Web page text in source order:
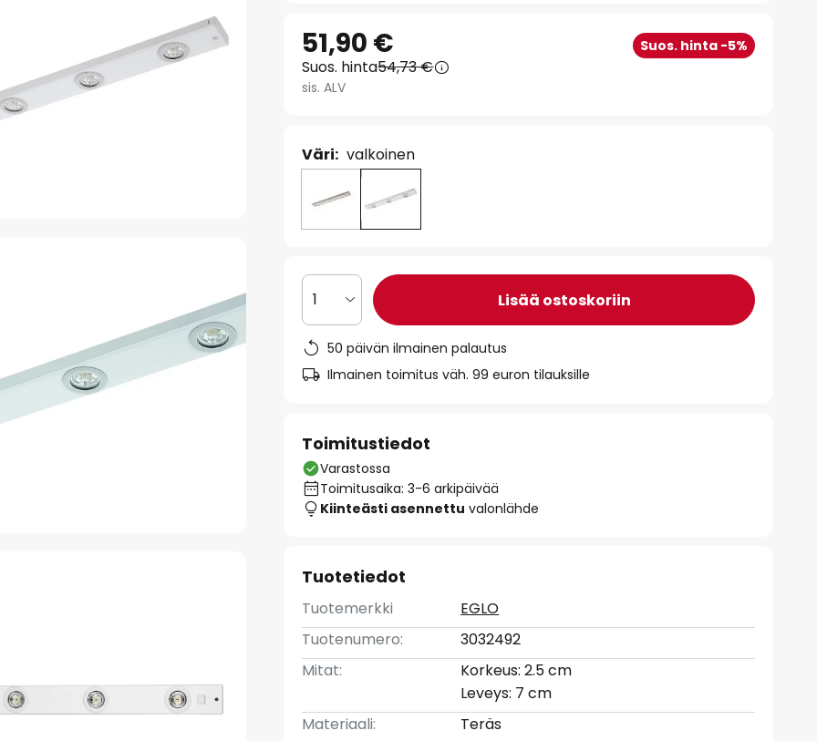
51,90 € Suos. hinta -5%
Suos. hinta54,73 €
sis. ALV
Väri: valkoinen
1 Lisää ostoskoriin
50 päivän ilmainen palautus
Ilmainen toimitus väh. 99 euron tilauksille
Toimitustiedot
Varastossa
Toimitusaika: 3-6 arkipäivää
Kiinteästi asennettu valonlähde
Tuotetiedot
Tuotemerkki
EGLO
Tuotenumero:
3032492
Mitat:
Korkeus: 2.5 cm
Leveys: 7 cm
Materiaali:
Teräs